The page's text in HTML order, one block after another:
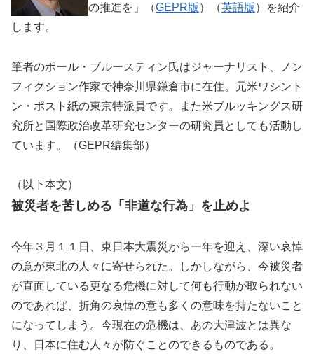
の推進を」（GEPR版 ）（英語版 ）を紹介
します。
筆者のポール・ブルースティン氏はジャーナリスト、ノン
フィクション作家で神奈川県鎌倉市に在住。元米ワシント
ン・ポスト紙の東京特派員です。また米ブルッキングス研
究所と国際政治改革研究センターの研究員としても活動し
ています。（GEPR編集部）
（以下本文）
被災者を苦しめる「非道な行為」を止めよ
今年３月１１日、東日本大震災から一年を迎え、深い哀悼
の意が東北の人々に寄せられた。しかしながら、今被災者
が直面している更なる危機に対して何も行動が取られない
のであれば、折角の哀悼の意も多くの意味を持たないこと
になってしまう。今現在の危機は、あの大津波とは異な
り、日本に住む人々が防ぐことのできるものである。